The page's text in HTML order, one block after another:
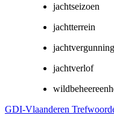
jachtseizoen
jachtterrein
jachtvergunning
jachtverlof
GDI-Vlaanderen